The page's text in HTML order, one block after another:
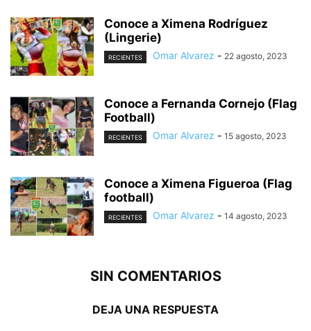
Conoce a Ximena Rodríguez
(Lingerie)
RECIENTES Omar Alvarez - 22 agosto, 2023
Conoce a Fernanda Cornejo (Flag
Football)
RECIENTES Omar Alvarez - 15 agosto, 2023
Conoce a Ximena Figueroa (Flag
football)
RECIENTES Omar Alvarez - 14 agosto, 2023
SIN COMENTARIOS
DEJA UNA RESPUESTA